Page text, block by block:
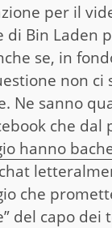
per il
di Bin Laden
se, in
non ci
Ne sanno
che dal
hanno
che
del capo dei